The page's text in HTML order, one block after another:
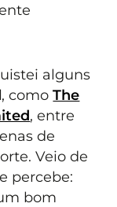
alguns
, comoThe
, entre
de
Veio de
percebe:
bom